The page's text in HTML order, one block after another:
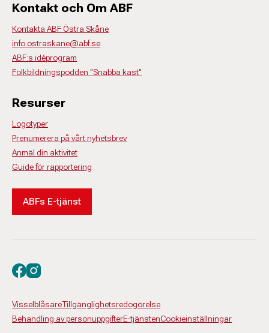
Kontakt och Om ABF
Kontakta ABF Östra Skåne
info.ostraskane@abf.se
ABF:s idéprogram
Folkbildningspodden "Snabba kast"
Resurser
Logotyper
Prenumerera på vårt nyhetsbrev
Anmäl din aktivitet
Guide för rapportering
ABFs E-tjänst
VisselblåsareTillgänglighetsredogörelse
Behandling av personuppgifterE-tjänstenCookieinställningar
Besök oss på facebook
Besök oss på instagram